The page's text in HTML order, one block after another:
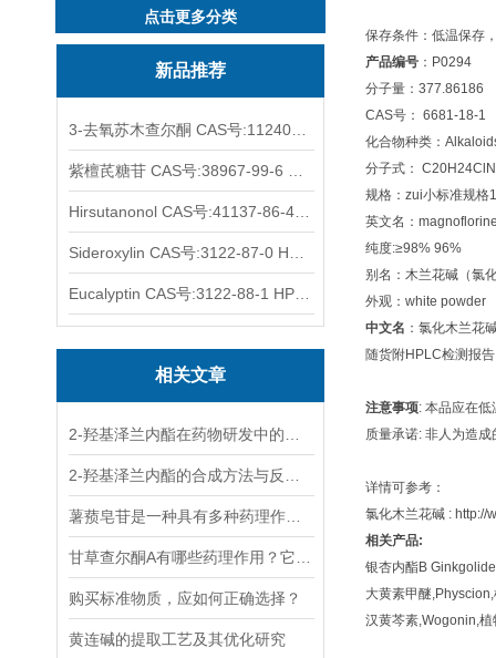
点击更多分类
新品推荐
相关文章
购买标准物质，应如何正确选择？
黄连碱的提取工艺及其优化研究
保存条件：低温保存
产品编号 ：P0294
分子量：377.86186
CAS号： 6681-18-1
化合物种类：
分子式：
规格：zui小标准规格
英文名：
纯度:≥98% 96%
别名：木兰花碱（氯
外观：white powder
中文名 ：氯化木兰花
随货附HPLC检测报
注意事项: 本品应在
质量承诺: 非人为造
详情可参考：
氯化木兰花碱 :
相关产品:
银杏内酯B
大黄素甲醚
汉黄芩素,Wogonin,